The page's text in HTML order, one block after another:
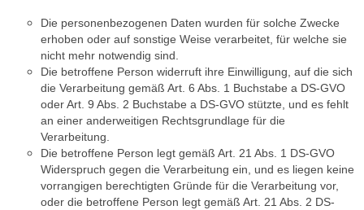
Die personenbezogenen Daten wurden für solche Zwecke
erhoben oder auf sonstige Weise verarbeitet, für welche sie
nicht mehr notwendig sind.
Die betroffene Person widerruft ihre Einwilligung, auf die sich
die Verarbeitung gemäß Art. 6 Abs. 1 Buchstabe a DS-GVO
oder Art. 9 Abs. 2 Buchstabe a DS-GVO stützte, und es fehlt
an einer anderweitigen Rechtsgrundlage für die
Verarbeitung.
Die betroffene Person legt gemäß Art. 21 Abs. 1 DS-GVO
Widerspruch gegen die Verarbeitung ein, und es liegen keine
vorrangigen berechtigten Gründe für die Verarbeitung vor,
oder die betroffene Person legt gemäß Art. 21 Abs. 2 DS-